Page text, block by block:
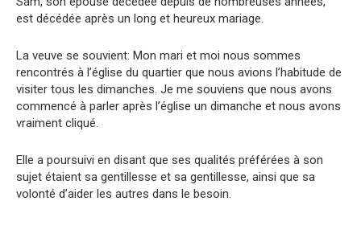
est décédée après un long et heureux mariage.
La veuve se souvient: Mon mari et moi nous sommes
rencontrés à l’église du quartier que nous avions l’habitude de
visiter tous les dimanches. Je me souviens que nous avons
commencé à parler après l’église un dimanche et nous avons
vraiment cliqué.
Elle a poursuivi en disant que ses qualités préférées à son
sujet étaient sa gentillesse et sa gentillesse, ainsi que sa
volonté d’aider les autres dans le besoin.